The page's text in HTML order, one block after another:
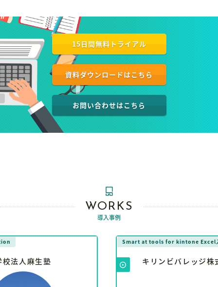
15日間無料トライアル
資料ダウンロードはこちら
お問い合わせはこちら
WORKS
導入事例
Smart at tools for kintone Excel入力
キリンビバレッジ株式会社